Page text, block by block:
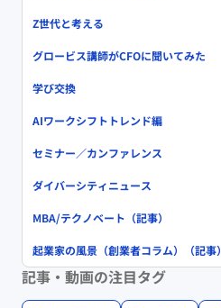
Z世代と考える
グロービス講師がCFOに聞いてみた
学び交換
AIワークシフトトレンド編
セミナー／カンファレンス
ダイバーシティニュース
MBA/テクノベート（記事）
起業家の風景（創業者コラム）（記事）
記事・動画の注目タグ